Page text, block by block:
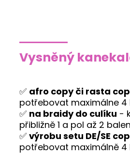
Vysněný
✅ afro copy či rasta
potřebovat maximálne 4
✅ na braidy do culíku -
přibližně 1 a pol až 2
✅ výrobu setu DE/SE
potřebovat maximálně 4